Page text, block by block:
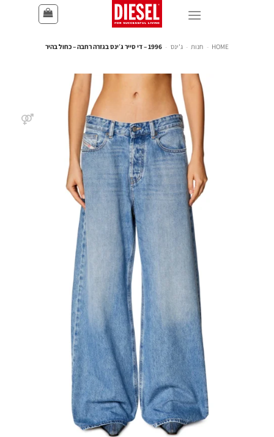
HOME
- חנות - ג'ינס - 1996 – די סייר ג׳ינס בגזרה רחבה – כחול בהיר